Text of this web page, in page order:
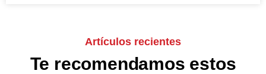
Artículos recientes
Te recomendamos estos